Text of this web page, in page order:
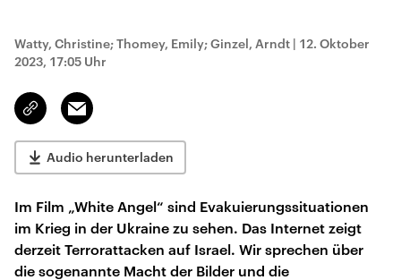
Watty, Christine; Thomey, Emily; Ginzel, Arndt | 12. Oktober
2023, 17:05 Uhr
Link
kopieren/teilen
Email
Audio herunterladen
Im Film „White Angel“ sind Evakuierungssituationen
im Krieg in der Ukraine zu sehen. Das Internet zeigt
derzeit Terrorattacken auf Israel. Wir sprechen über
die sogenannte Macht der Bilder und die